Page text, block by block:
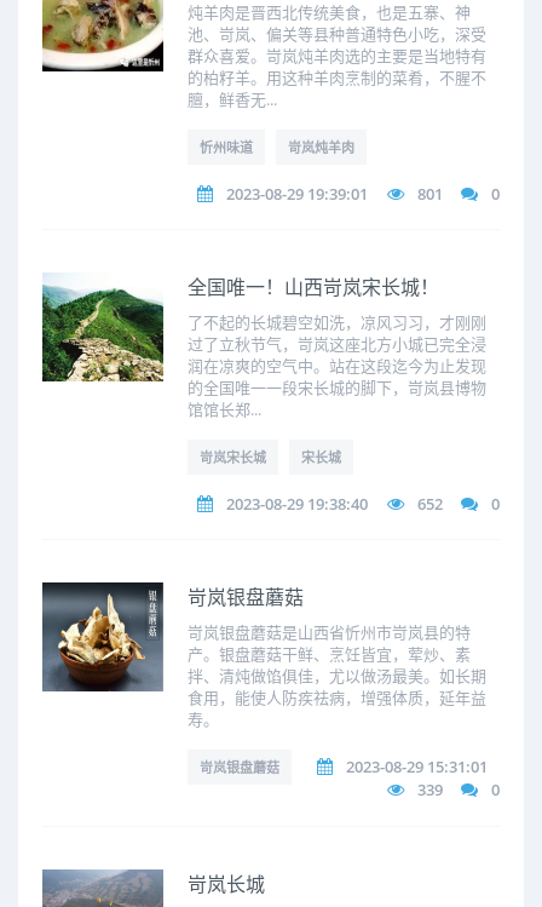
炖羊肉是晋西北传统美食，也是五寨、神
池、岢岚、偏关等县种普通特色小吃，深受
群众喜爱。岢岚炖羊肉选的主要是当地特有
的柏籽羊。用这种羊肉烹制的菜肴，不腥不
膻，鲜香无...
忻州味道 岢岚炖羊肉
2023-08-29 19:39:01 801 0
全国唯一！山西岢岚宋长城！
了不起的长城碧空如洗，凉风习习，才刚刚
过了立秋节气，岢岚这座北方小城已完全浸
润在凉爽的空气中。站在这段迄今为止发现
的全国唯一一段宋长城的脚下，岢岚县博物
馆馆长郑...
岢岚宋长城 宋长城
2023-08-29 19:38:40 652 0
岢岚银盘蘑菇
岢岚银盘蘑菇是山西省忻州市岢岚县的特
产。银盘蘑菇干鲜、烹饪皆宜，荤炒、素
拌、清炖做馅俱佳，尤以做汤最美。如长期
食用，能使人防疾祛病，增强体质，延年益
寿。
岢岚银盘蘑菇
2023-08-29 15:31:01
339
0
岢岚长城